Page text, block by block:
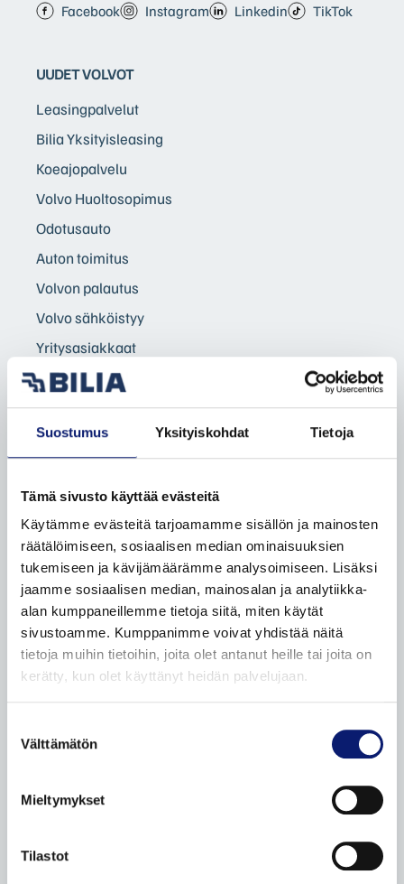
Suostumus Yksityiskohdat Tietoja
Tämä sivusto käyttää evästeitä
Käytämme evästeitä tarjoamamme sisällön ja mainosten
räätälöimiseen, sosiaalisen median ominaisuuksien
tukemiseen ja kävijämäärämme analysoimiseen. Lisäksi
jaamme sosiaalisen median, mainosalan ja analytiikka-
alan kumppaneillemme tietoja siitä, miten käytät
sivustoamme. Kumppanimme voivat yhdistää näitä
tietoja muihin tietoihin, joita olet antanut heille tai joita on
kerätty, kun olet käyttänyt heidän palvelujaan.
valinta
Välttämätön
Mieltymykset
Tilastot
Facebook Instagram Linkedin TikTok
UUDET VOLVOT
Leasingpalvelut
Bilia Yksityisleasing
Koeajopalvelu
Volvo Huoltosopimus
Odotusauto
Auton toimitus
Volvon palautus
Volvo sähköistyy
Yritysasiakkaat
Yksityisasiakkaat
Taksit
Etämyynnin ehdot
Autohaku
Volvo Selekt vaihtoautot
Bilia Complete vaihtoautot
Bilia lisäpalvelut
Bilia vaihtoautot
Vaihtoauton ostovinkit
Volvo Omamekaanikko